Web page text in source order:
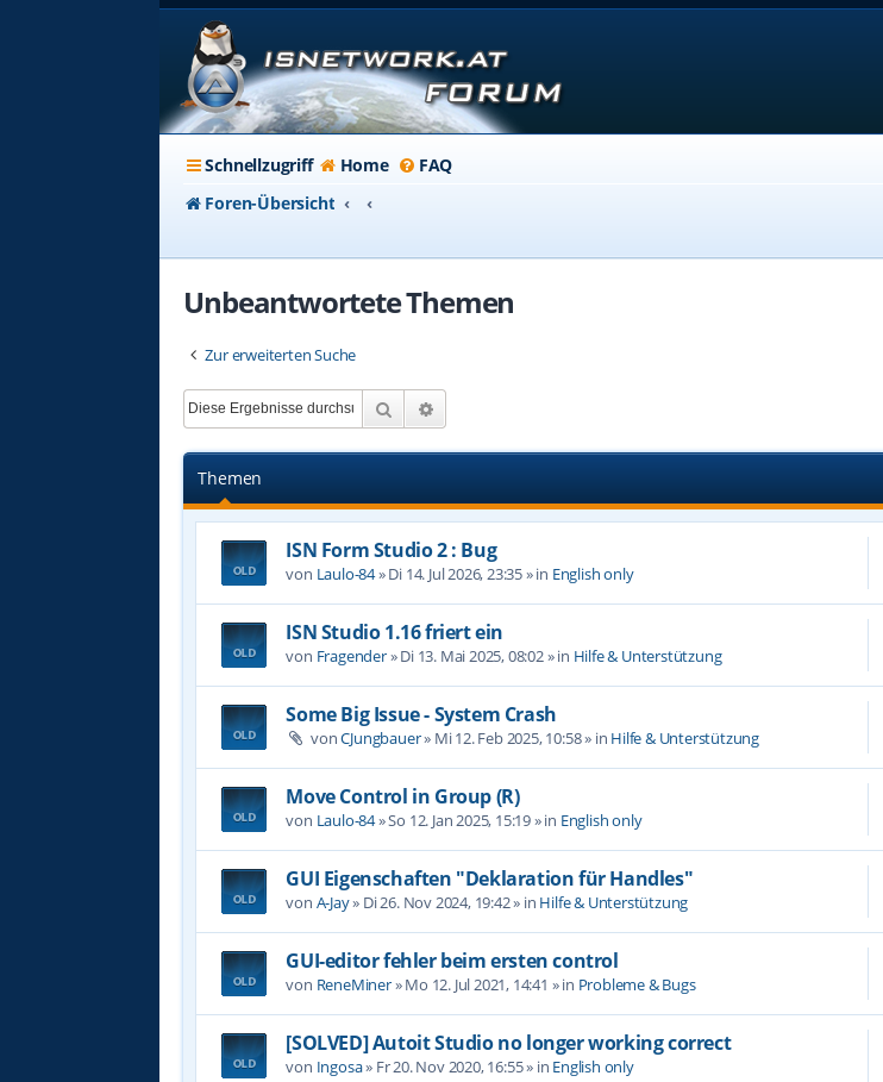
Schnellzugriff Home FAQ
Foren-Übersicht
Unbeantwortete Themen
Zur erweiterten Suche
Suche
Themen
ISN Form Studio 2 : Bug
von Laulo-84»Di 14. Jul 2026, 23:35» in English only
ISN Studio 1.16 friert ein
von Fragender»Di 13. Mai 2025, 08:02» in Hilfe & Unterstützung
Some Big Issue - System Crash
vonCJungbauer» Mi 12. Feb 2025, 10:58» in Hilfe & Unterstützung
Move Control in Group (R)
von Laulo-84»So 12. Jan 2025, 15:19» in English only
GUI Eigenschaften "Deklaration für Handles"
von A-Jay» Di 26. Nov 2024, 19:42» in Hilfe & Unterstützung
GUI-editor fehler beim ersten control
von ReneMiner»Mo 12. Jul 2021, 14:41 » in Probleme & Bugs
[SOLVED] Autoit Studio no longer working correct
von Ingosa» Fr 20. Nov 2020, 16:55» in English only